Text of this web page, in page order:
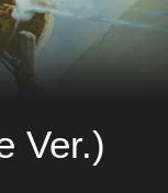
Ver.)